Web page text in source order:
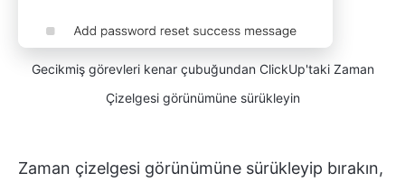
Gecikmiş görevleri kenar çubuğundan ClickUp'taki Zaman
Çizelgesi görünümüne sürükleyin
Zaman çizelgesi görünümüne sürükleyip bırakın,